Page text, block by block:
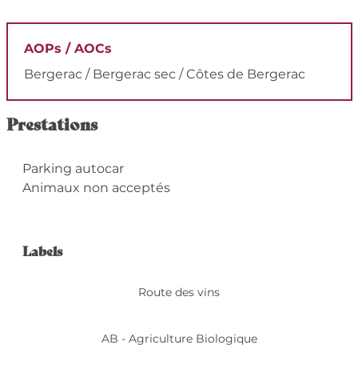
AOPs / AOCs
Bergerac / Bergerac sec / Côtes de Bergerac
Prestations
Parking autocar
Animaux non acceptés
Offres de
Labels
Labels
Route des vins
AB - Agriculture Biologique